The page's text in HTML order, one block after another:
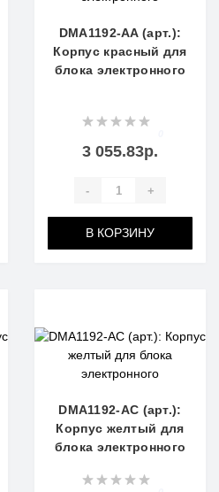
DMA1192-AA (арт.):
Корпус красный для
блока электронного
3 055.83р.
- +
В КОРЗИНУ
DMA1192-AC (арт.):
Корпус желтый для
блока электронного